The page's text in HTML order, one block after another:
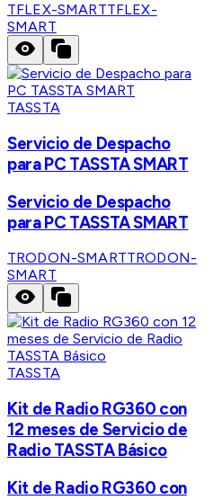
TFLEX-SMARTTFLEX-
SMART
TASSTA
Servicio de Despacho
para PC TASSTA SMART
Servicio de Despacho
para PC TASSTA SMART
TRODON-SMARTTRODON-
SMART
TASSTA
Kit de Radio RG360 con
12 meses de Servicio de
Radio TASSTA Básico
Kit de Radio RG360 con